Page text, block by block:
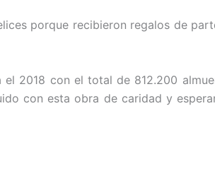
porque recibieron regalos de
el 2018 con el total de 812.200
con esta obra de caridad y